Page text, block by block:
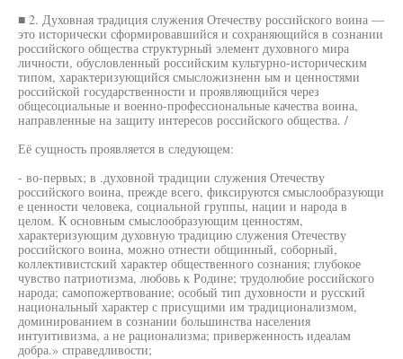
■ 2. Духовная традиция служения Отечеству российского воина —
это исторически сформировавшийся и сохраняющийся в сознании
российского общества структурный элемент духовного мира
личности, обусловленный российским культурно-историческим
типом, характеризующийся смысложизненн ым и ценностями
российской государственности и проявляющийся через
общесоциальные и военно-профессиональные качества воина,
направленные на защиту интересов российского общества. /
Её сущность проявляется в следующем:
- во-первых; в .духовной традиции служения Отечеству
российского воина, прежде всего, фиксируются смыслообразующи
е ценности человека, социальной группы, нации и народа в
целом. К основным смыслообразующим ценностям,
характеризующим духовную традицию служения Отечеству
российского воина, можно отнести общинный, соборный,
коллективистский характер общественного сознания; глубокое
чувство патриотизма, любовь к Родине; трудолюбие российского
народа; самопожертвование; особый тип духовности и русский
национальный характер с присущими им традиционализмом,
доминированием в сознании большинства населения
интуитивизма, а не рационализма; приверженность идеалам
добра.» справедливости;